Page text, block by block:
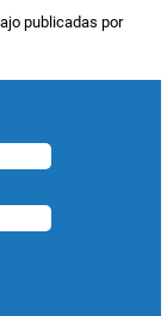
publicadas por